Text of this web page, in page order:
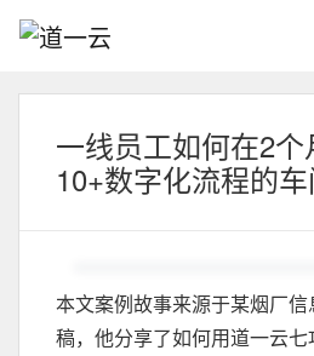
一线员工如何在2
10+数字化流程的车
本文案例故事来源于某烟厂
稿，他分享了如何用道一云